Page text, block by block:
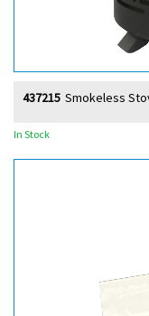
Smokeless
437215
In Stock